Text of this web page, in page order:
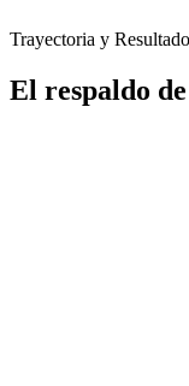
Trayectoria y
El respaldo